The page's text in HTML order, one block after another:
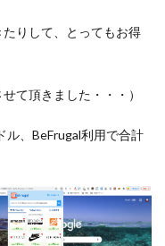
りして、とってもお得
て頂きました・・・）
ドル、BeFrugal利用で合計